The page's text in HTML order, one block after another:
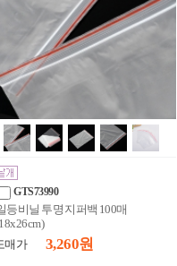
GTS73990
등비닐 투명 지퍼백 100매
매가
3,260 원